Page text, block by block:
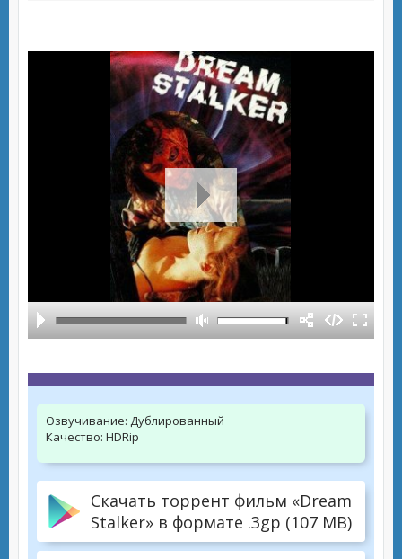
Озвучивание: Дублированный
Качество: HDRip
Скачать торрент фильм «Dream
Stalker» в формате .3gp (107 MB)